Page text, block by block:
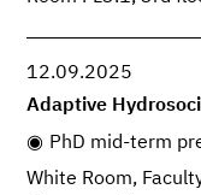
12.09.2025
Adaptive
PhD mid-term
White Room,